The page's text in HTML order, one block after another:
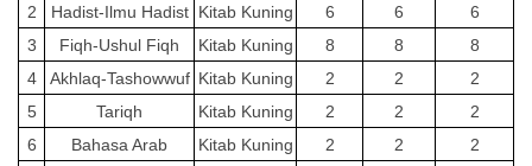
2
Hadist-Ilmu Hadist Kitab Kuning 6 6
6
3
Fiqh-Ushul Fiqh Kitab Kuning 8 8
8
4
Akhlaq-Tashowwuf Kitab Kuning 2 2
2
5
Tariqh Kitab Kuning 2 2
2
6
Bahasa Arab Kitab Kuning 2 2
2